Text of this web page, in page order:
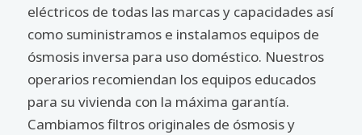
eléctricos de todas las marcas y capacidades así
como suministramos e instalamos equipos de
ósmosis inversa para uso doméstico. Nuestros
operarios recomiendan los equipos educados
para su vivienda con la máxima garantía.
Cambiamos filtros originales de ósmosis y